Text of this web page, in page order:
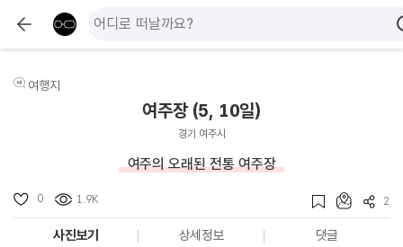
여행지
여주장 (5, 10일)
경기 여주시
여주의 오래된 전통 여주장
0 1.9K 2
사진보기 상세정보 댓글